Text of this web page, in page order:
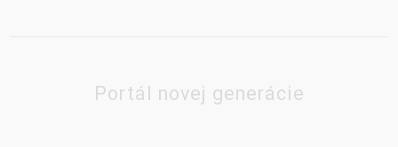
Portál novej generácie